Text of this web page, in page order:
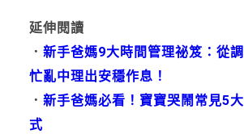
延伸閱讀
． 新手爸媽9大時間管理祕笈：從
忙亂中理出安穩作息！
． 新手爸媽必看！寶寶哭鬧常見5
式